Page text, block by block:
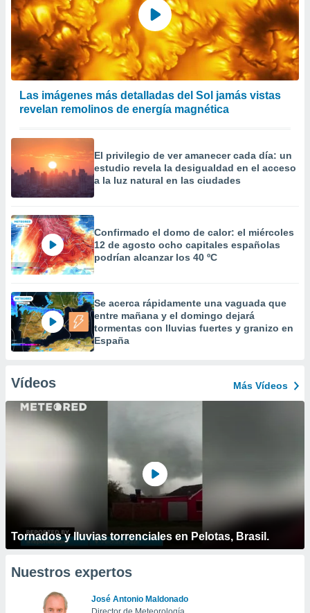
Las imágenes más detalladas del Sol jamás vistas
revelan remolinos de energía magnética
El privilegio de ver amanecer cada día: un
estudio revela la desigualdad en el acceso
a la luz natural en las ciudades
Confirmado el domo de calor: el miércoles
12 de agosto ocho capitales españolas
podrían alcanzar los 40 ºC
Se acerca rápidamente una vaguada que
entre mañana y el domingo dejará
tormentas con lluvias fuertes y granizo en
España
Vídeos Más Vídeos
Tornados y lluvias torrenciales en Pelotas, Brasil.
Nuestros expertos
José Antonio Maldonado